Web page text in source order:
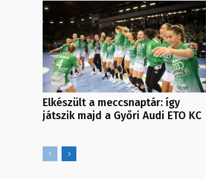
Elkészült a meccsnaptár: így
játszik majd a Győri Audi ETO KC